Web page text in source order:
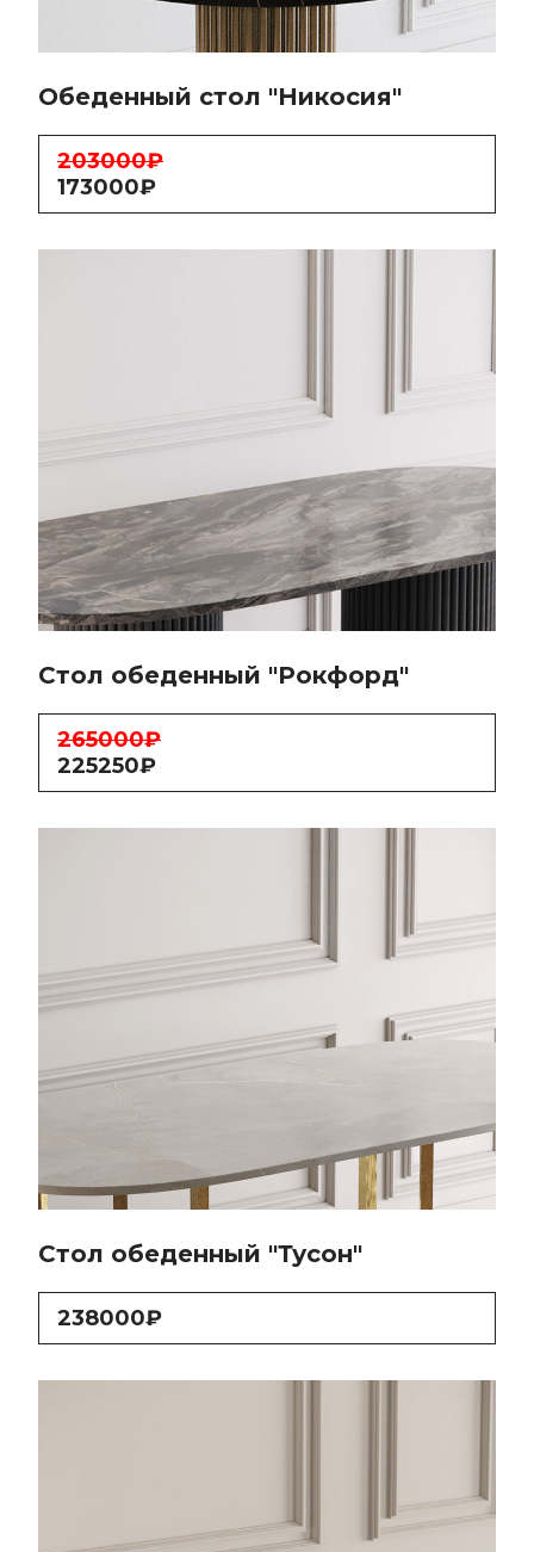
Обеденный стол "Никосия"
203000₽
173000₽
Стол обеденный "Рокфорд"
265000₽
225250₽
Стол обеденный "Тусон"
238000₽